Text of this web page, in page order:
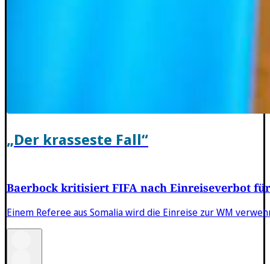
„Der krasseste Fall“
Baerbock kritisiert FIFA nach Einreiseverbot
Einem Referee aus Somalia wird die Einreise zur WM